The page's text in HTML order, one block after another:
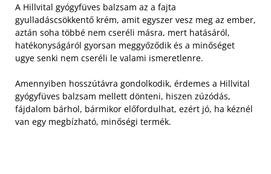
A Hillvital gyógyfüves balzsam az a fajta
gyulladáscsökkentő krém, amit egyszer vesz meg az ember,
aztán soha többé nem cseréli másra, mert hatásáról,
hatékonyságáról gyorsan meggyőződik és a minőséget
ugye senki nem cseréli le valami ismeretlenre.
Amennyiben hosszútávra gondolkodik, érdemes a Hillvital
gyógyfüves balzsam mellett dönteni, hiszen zúzódás,
fájdalom bárhol, bármikor előfordulhat, ezért jó, ha kéznél
van egy megbízható, minőségi termék.